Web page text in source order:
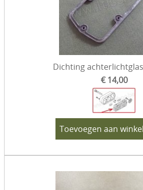
Dichting
€ 14,00
Toevoegen aan